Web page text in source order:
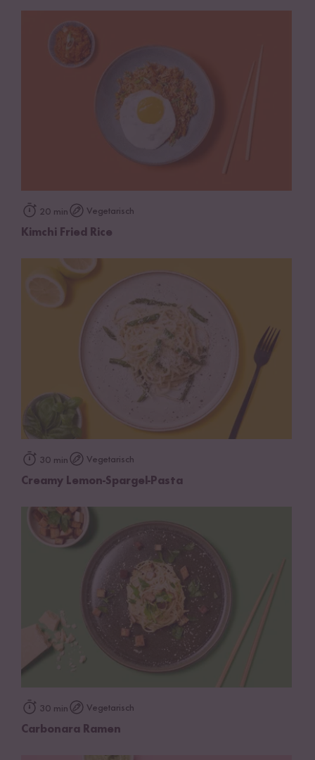
20 min Vegetarisch
Kimchi Fried Rice
30 min Vegetarisch
Creamy Lemon-Spargel-Pasta
30 min Vegetarisch
Carbonara Ramen